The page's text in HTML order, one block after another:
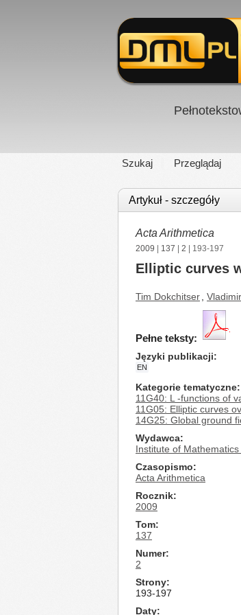
Szukaj Przeglądaj
Artykuł - szczegóły
Acta Arithmetica
2009 137 2 | 193-197
Elliptic curves
Tim Dokchitser
Pełne teksty:
Języki publikacji
EN
Kategorie tematyczne
11G40: L -functions of
11G05: Elliptic curves
14G25: Global ground
Wydawca
Institute of
Czasopismo
Acta Arithmetica
Rocznik
2009
Tom
137
Numer
2
Strony
193-197
Daty